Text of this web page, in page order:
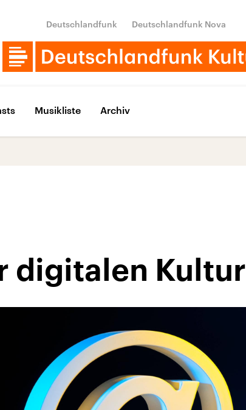
Deutschlandfunk Deutschlandfunk Nova
Musikliste Archiv
digitalen Kultur